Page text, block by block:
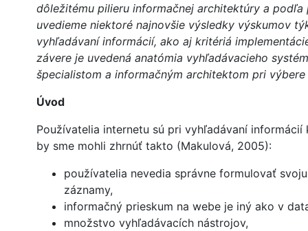
dôležitému pilieru informačnej architektúry a
uvedieme niektoré najnovšie výsledky výskumov
vyhľadávaní informácií, ako aj kritériá
závere je uvedená anatómia vyhľadávacieho
špecialistom a informačným architektom pri
Úvod
Používatelia internetu sú pri vyhľadávaní
by sme mohli zhrnúť takto (Makulová, 2005):
používatelia nevedia správne formulovať
záznamy,
informačný prieskum na webe je iný ako v
množstvo vyhľadávacích nástrojov,